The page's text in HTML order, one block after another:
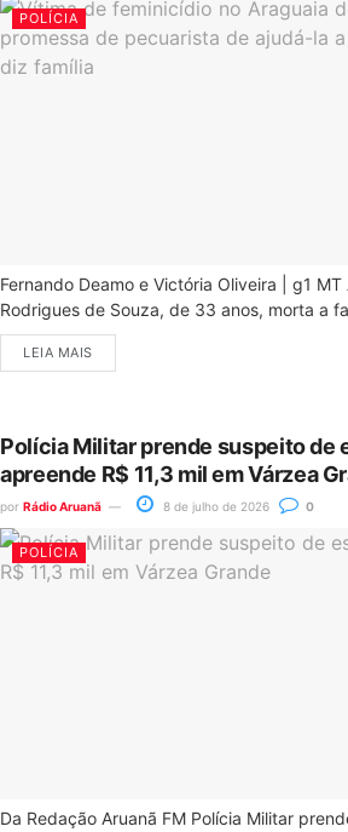
POLÍCIA
Fernando Deamo e Victória Oliveira | g1
Rodrigues de Souza, de 33 anos, morta a
LEIA MAIS
Polícia Militar prende suspeito de
apreende R$ 11,3 mil em Várzea
por Rádio Aruanã 8 de julho de 2026 0
POLÍCIA
Da Redação Aruanã FM Polícia Militar